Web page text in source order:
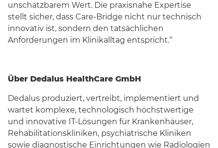
unschätzbarem Wert. Die praxisnahe Expertise
stellt sicher, dass Care-Bridge nicht nur technisch
innovativ ist, sondern den tatsächlichen
Anforderungen im Klinikalltag entspricht.“
Über Dedalus HealthCare GmbH
Dedalus produziert, vertreibt, implementiert und
wartet komplexe, technologisch höchstwertige
und innovative IT-Lösungen für Krankenhäuser,
Rehabilitationskliniken, psychiatrische Kliniken
sowie diagnostische Einrichtungen wie Radiologien